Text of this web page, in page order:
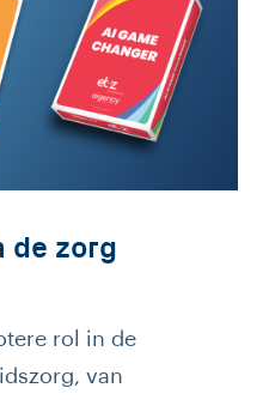
de zorg
rol in de
van